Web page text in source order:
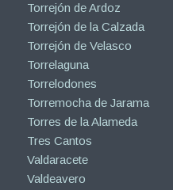
Torrejón de Ardoz
Torrejón de la Calzada
Torrejón de Velasco
Torrelaguna
Torrelodones
Torremocha de Jarama
Torres de la Alameda
Tres Cantos
Valdaracete
Valdeavero